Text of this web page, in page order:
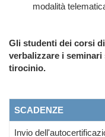
modalità
Gli studenti dei corsi
verbalizzare i
tirocinio.
SCADENZE
Invio